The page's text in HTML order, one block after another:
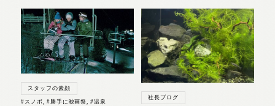
スタッフの素顔
#スノボ, #勝手に映画祭,#温泉
社長ブログ